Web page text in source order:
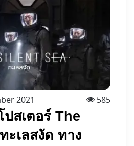
2021 585
ปสเตอร์ The
ะเลสงัด ทาง